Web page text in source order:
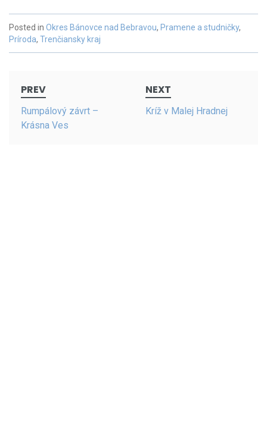
Posted in Okres Bánovce nad Bebravou, Pramene a studničky,
Príroda, Trenčiansky kraj
navigation
PREV
Rumpálový závrt –
Krásna Ves
NEXT
Kríž v Malej Hradnej